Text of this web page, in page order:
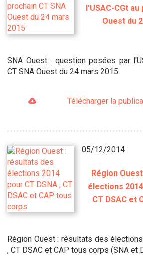
l'USAC-CGt
Ouest du
SNA Ouest : question posées par
CT SNA Ouest du 24 mars 2015
Télécharger la
05/12/2014
Région
élections
CT DSAC et
Région Ouest : résultats des
, CT DSAC et CAP tous corps (SNA et